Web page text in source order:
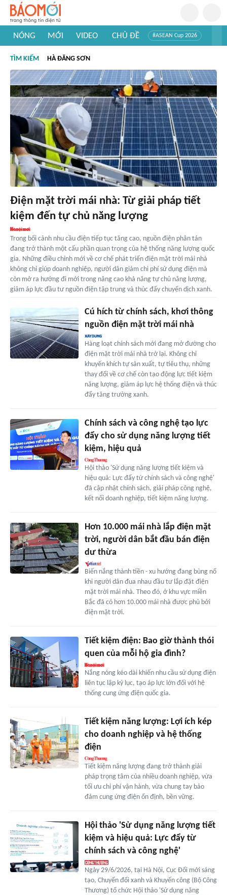
NÓNG MỚI VIDEO CHỦ ĐỀ #ASEAN Cup 2026
#Khám phá thế giới
TÌM KIẾM HÀ ĐĂNG SƠN
Điện mặt trời mái nhà: Từ giải pháp tiết
kiệm đến tự chủ năng lượng
Trong bối cảnh nhu cầu điện tiếp tục tăng cao, nguồn điện phân tán
đang trở thành một cấu phần quan trọng của hệ thống năng lượng quốc
gia. Những điều chỉnh mới về cơ chế phát triển điện mặt trời mái nhà
không chỉ giúp doanh nghiệp, người dân giảm chi phí sử dụng điện mà
còn mở ra hướng đi mới trong nâng cao khả năng tự chủ năng lượng,
giảm áp lực đầu tư nguồn điện tập trung và thúc đẩy chuyển dịch xanh.
Cú hích từ chính sách, khơi thông
nguồn điện mặt trời mái nhà
Hàng loạt chính sách mới đang mở đường cho
điện mặt trời mái nhà trở lại. Không chỉ
khuyến khích tự sản xuất, tự tiêu thụ, những
thay đổi về cơ chế còn tạo động lực tiết kiệm
năng lượng, giảm áp lực hệ thống điện và thúc
đẩy tăng trưởng xanh.
Chính sách và công nghệ tạo lực
đẩy cho sử dụng năng lượng tiết
kiệm, hiệu quả
Hội thảo 'Sử dụng năng lượng tiết kiệm và
hiệu quả: Lực đẩy từ chính sách và công nghệ'
đã cập nhật chính sách, giải pháp công nghệ,
kết nối doanh nghiệp, tiết kiệm năng lượng.
Hơn 10.000 mái nhà lắp điện mặt
trời, người dân bắt đầu bán điện
dư thừa
Biến nắng thành tiền - xu hướng đang bùng nổ
khi người dân đua nhau đầu tư lắp đặt điện
mặt trời mái nhà. Theo đó, ở khu vực miền
Bắc đã có hơn 10.000 mái nhà được phủ bởi
điện mặt trời.
Tiết kiệm điện: Bao giờ thành thói
quen của mỗi hộ gia đình?
Nắng nóng kéo dài khiến nhu cầu sử dụng điện
liên tục lập kỷ lục, tạo áp lực lớn đối với hệ
thống cung ứng điện quốc gia.
Tiết kiệm năng lượng: Lợi ích kép
cho doanh nghiệp và hệ thống
điện
Tiết kiệm năng lượng đang trở thành giải
pháp trọng tâm của nhiều doanh nghiệp, vừa
tối ưu chi phí vận hành, vừa chung tay bảo
đảm cung ứng điện ổn định, bền vững.
Hội thảo 'Sử dụng năng lượng tiết
kiệm và hiệu quả: Lực đẩy từ
chính sách và công nghệ'
Ngày 29/6/2026, tại Hà Nội, Cục Đổi mới sáng
tạo, Chuyển đổi xanh và Khuyến công (Bộ Công
Thương) tổ chức Hội thảo 'Sử dụng năng